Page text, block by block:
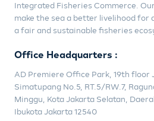
Integrated Fisheries Commerce.
make the sea a better livelihood for
a fair and sustainable fisheries
Office Headquarters :
AD Premiere Office Park, 19th floor
Simatupang No.5, RT.5/RW.7,
Minggu, Kota Jakarta Selatan,
Ibukota Jakarta 12540